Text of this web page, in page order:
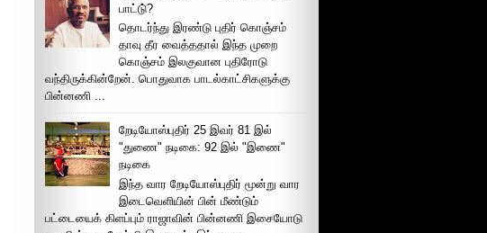
பாட்டு்?
தொடர்ந்து இரண்டு புதிர் கொஞ்சம்
தாவு தீர வைத்ததால் இந்த முறை
கொஞ்சம் இலகுவான புதிரோடு
வந்திருக்கின்றேன். பொதுவாக பாடல்காட்சிகளுக்கு
பின்னணி ...
றேடியோஸ்புதிர் 25 இவர் 81 இல்
"துணை" நடிகை: 92 இல் "இணை"
நடிகை
இந்த வார றேடியோஸ்புதிர் மூன்று வார
இடைவெளியின் பின் மீண்டும்
பட்டையைக் கிளப்பும் ராஜாவின் பின்னணி இசையோடு